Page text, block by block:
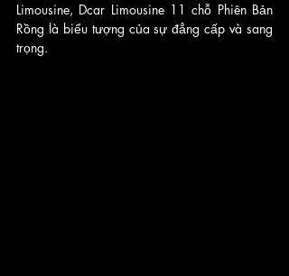
Limousine, Dcar Limousine 11 chỗ Phiên Bản
Rồng là biểu tượng của sự đẳng cấp và sang
trọng.